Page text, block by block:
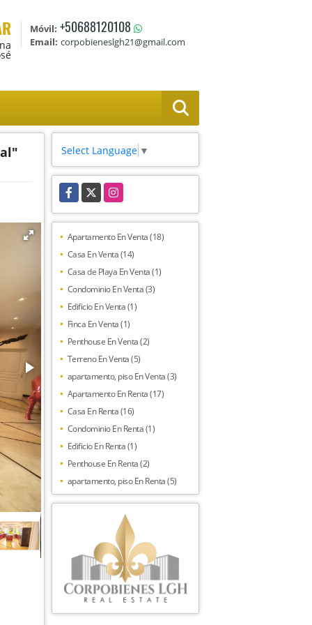
Móvil: +50688120108
Email: corpobieneslgh21@gmail.com
Select Language ▼
Facebook
X Instagram
Apartamento En Venta (18)
Casa En Venta (14)
Casa de Playa En Venta (1)
Condominio En Venta (3)
Edificio En Venta (1)
Finca En Venta (1)
Penthouse En Venta (2)
Terreno En Venta (5)
apartamento, piso En Venta (3)
Apartamento En Renta (17)
Casa En Renta (16)
Condominio En Renta (1)
Edificio En Renta (1)
Penthouse En Renta (2)
apartamento, piso En Renta (5)